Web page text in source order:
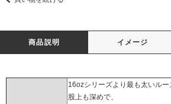
商品説明 イメージ
16ozシリーズより最も太いル
股上も深めで、